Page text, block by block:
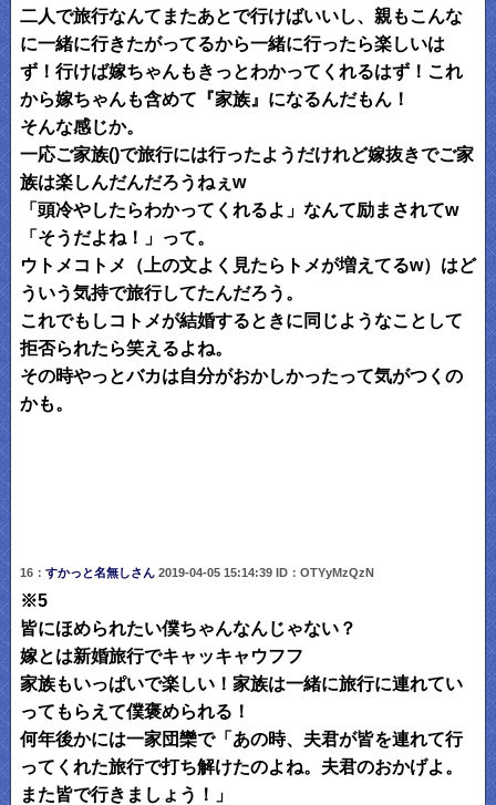
二人で旅行なんてまたあとで行けばいいし、親もこんな
に一緒に行きたがってるから一緒に行ったら楽しいは
ず！行けば嫁ちゃんもきっとわかってくれるはず！これ
から嫁ちゃんも含めて『家族』になるんだもん！
そんな感じか。
一応ご家族()で旅行には行ったようだけれど嫁抜きでご家
族は楽しんだんだろうねぇw
「頭冷やしたらわかってくれるよ」なんて励まされてw
「そうだよね！」って。
ウトメコトメ（上の文よく見たらトメが増えてるw）はど
ういう気持で旅行してたんだろう。
これでもしコトメが結婚するときに同じようなことして
拒否られたら笑えるよね。
その時やっとバカは自分がおかしかったって気がつくの
かも。
16： すかっと名無しさん 2019-04-05 15:14:39 ID：OTYyMzQzN
※5
皆にほめられたい僕ちゃんなんじゃない？
嫁とは新婚旅行でキャッキャウフフ
家族もいっぱいで楽しい！家族は一緒に旅行に連れてい
ってもらえて僕褒められる！
何年後かには一家団欒で「あの時、夫君が皆を連れて行
ってくれた旅行で打ち解けたのよね。夫君のおかげよ。
また皆で行きましょう！」